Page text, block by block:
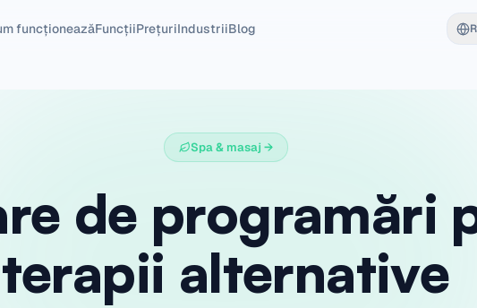
funcționeazăFuncțiiPrețuriIndustriiBlog
Spa & masaj →
de programări
terapii alternative